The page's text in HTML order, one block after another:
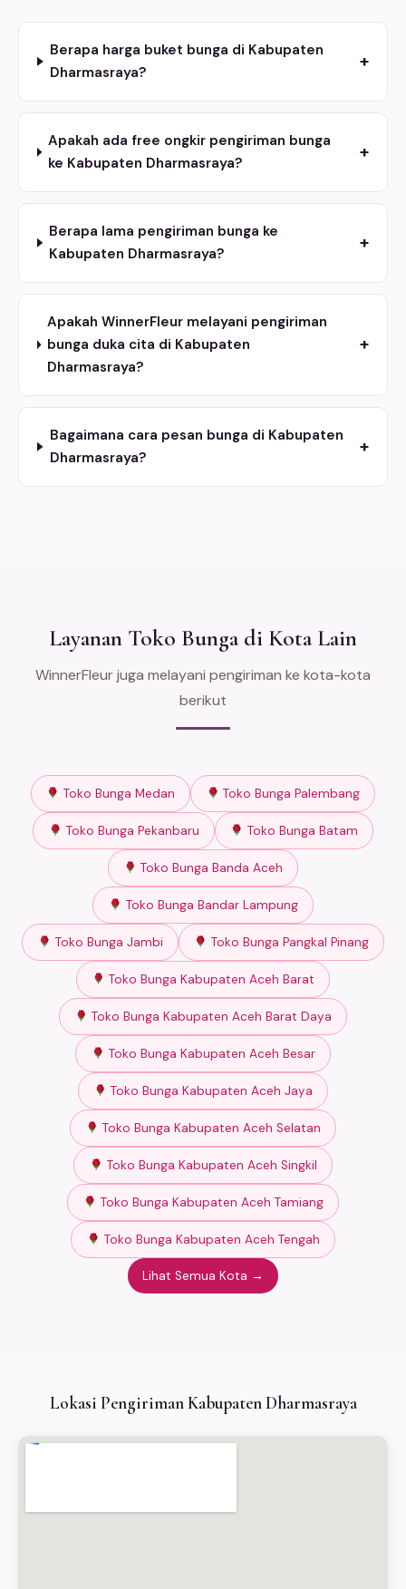
Berapa harga buket bunga di Kabupaten
Dharmasraya?
+
Apakah ada free ongkir pengiriman bunga
ke Kabupaten Dharmasraya?
+
Berapa lama pengiriman bunga ke
Kabupaten Dharmasraya?
+
Apakah WinnerFleur melayani pengiriman
bunga duka cita di Kabupaten
Dharmasraya?
+
Bagaimana cara pesan bunga di Kabupaten
Dharmasraya?
+
Layanan Toko Bunga di Kota Lain
WinnerFleur juga melayani pengiriman ke kota-kota
berikut
Toko Bunga Medan Toko Bunga Palembang
Toko Bunga Pekanbaru Toko Bunga Batam
Toko Bunga Banda Aceh
Toko Bunga Bandar Lampung
Toko Bunga Jambi Toko Bunga Pangkal Pinang
Toko Bunga Kabupaten Aceh Barat
Toko Bunga Kabupaten Aceh Barat Daya
Toko Bunga Kabupaten Aceh Besar
Toko Bunga Kabupaten Aceh Jaya
Toko Bunga Kabupaten Aceh Selatan
Toko Bunga Kabupaten Aceh Singkil
Toko Bunga Kabupaten Aceh Tamiang
Toko Bunga Kabupaten Aceh Tengah
Lihat Semua Kota →
Lokasi Pengiriman Kabupaten Dharmasraya